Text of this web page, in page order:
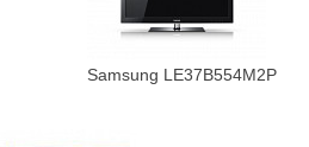
Samsung LE37B554M2P